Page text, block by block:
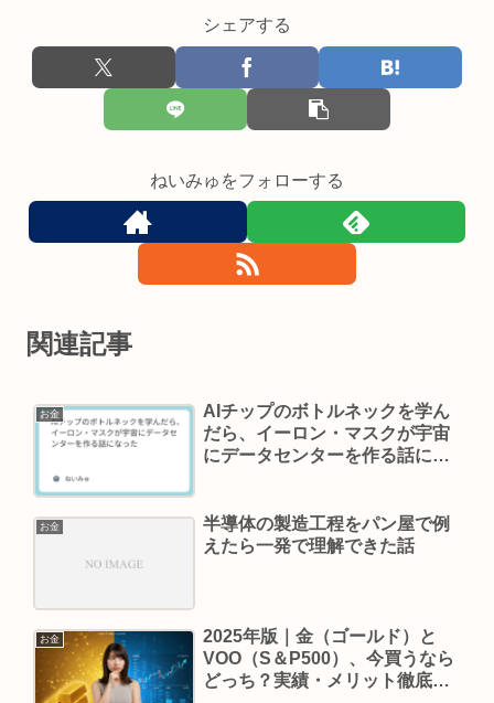
シェアする
ねいみゅをフォローする
関連記事
お金
AIチップのボトルネックを学ん
だら、イーロン・マスクが宇宙
にデータセンターを作る話にな
お金
半導体の製造工程をパン屋で例
えたら一発で理解できた話
お金
2025年版｜金（ゴールド）と
VOO（S＆P500）、今買うなら
どっち？実績・メリット徹底比